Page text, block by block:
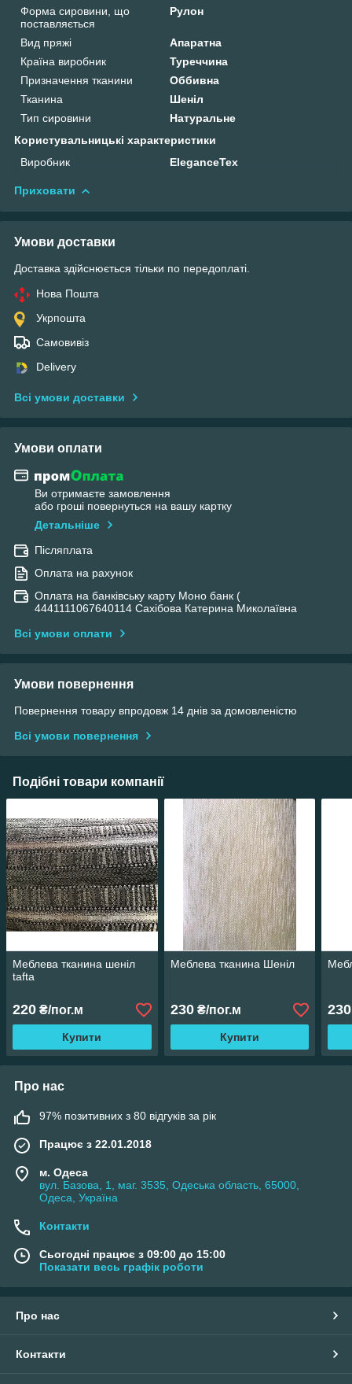
Форма сировини, що
поставляється
Рулон
Вид пряжі
Апаратна
Країна виробник
Туреччина
Призначення тканини
Оббивна
Тканина
Шеніл
Тип сировини
Натуральне
Користувальницькі характеристики
Виробник
EleganceTex
Приховати
Умови доставки
Доставка здійснюється тільки по передоплаті.
Нова Пошта
Укрпошта
Самовивіз
Delivery
Всі умови доставки
Умови оплати
Ви отримаєте замовлення
або гроші повернуться на вашу картку
Детальніше
Післяплата
Оплата на рахунок
Оплата на банківську карту Моно банк (
4441111067640114 Сахібова Катерина Миколаївна
Всі умови оплати
Умови повернення
Повернення товару впродовж 14 днів за домовленістю
Всі умови повернення
Подібні товари компанії
Меблева тканина шеніл
tafta
220 ₴/пог.м
Купити
Меблева тканина Шеніл
230₴/пог.м
Купити
230
Про нас
97% позитивних з 80 відгуків за рік
Працює з 22.01.2018
м. Одеса
вул. Базова, 1, маг. 3535, Одеська область, 65000,
Одеса, Україна
Контакти
Сьогодні працює з 09:00 до 15:00
Показати весь графік роботи
Про нас
Контакти